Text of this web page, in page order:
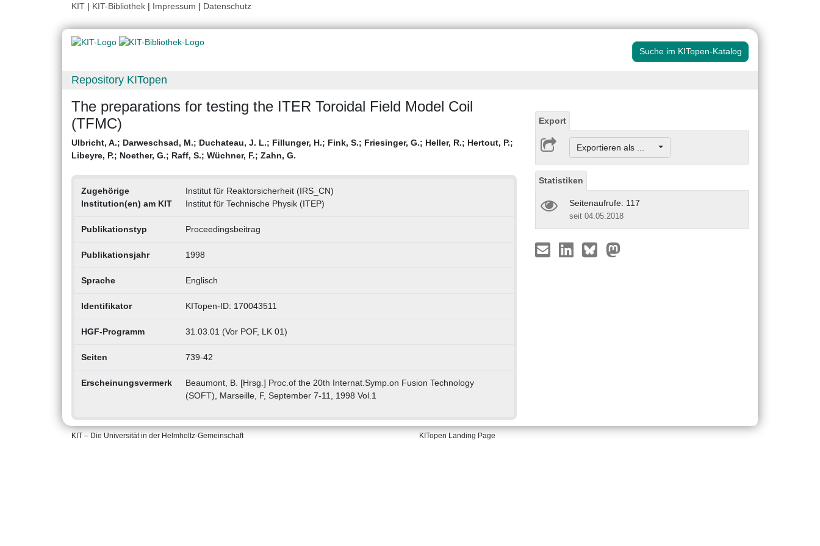
KIT | KIT-Bibliothek | Impressum | Datenschutz
Suche im KITopen-Katalog
Repository KITopen
The preparations for testing the ITER Toroidal Field Model Coil
(TFMC)
Ulbricht, A.; Darweschsad, M.; Duchateau, J. L.; Fillunger, H.; Fink, S.; Friesinger, G.; Heller, R.; Hertout, P.;
Libeyre, P.; Noether, G.; Raff, S.; Wüchner, F.; Zahn, G.
Zugehörige
Institution(en) am KIT
Institut für Reaktorsicherheit (IRS_CN)
Institut für Technische Physik (ITEP)
Publikationstyp Proceedingsbeitrag
Publikationsjahr 1998
Sprache Englisch
Identifikator KITopen-ID: 170043511
HGF-Programm 31.03.01 (Vor POF, LK 01)
Seiten 739-42
Erscheinungsvermerk
Beaumont, B. [Hrsg.] Proc.of the 20th Internat.Symp.on Fusion Technology
(SOFT), Marseille, F, September 7-11, 1998 Vol.1
Export
Exportieren als ...
Statistiken
Seitenaufrufe: 117
seit 04.05.2018
KIT – Die Universität in der Helmholtz-Gemeinschaft KITopen Landing Page